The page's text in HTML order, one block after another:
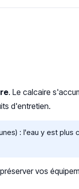
. Le calcaire
d'entretien.
: l'eau y est
vos